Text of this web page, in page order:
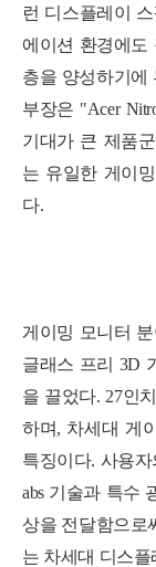
런 디스플레이
에이션 환경에도
층을 양성하기에
부장은 "Acer
기대가 큰 제품
는 유일한 게이
다.
게이밍 모니터
글래스 프리 3D
을 끌었다. 27인
하며, 차세대 게
특징이다. 사용자
abs 기술과 특수
상을 전달함으로
는 차세대 디스